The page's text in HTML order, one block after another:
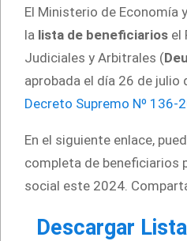
El Ministerio de Economía
la lista de beneficiarios el
Judiciales y Arbitrales (
aprobada el día 26 de julio
Decreto Supremo Nº 136-
En el siguiente enlace,
completa de beneficiarios
social este 2024.
Descargar